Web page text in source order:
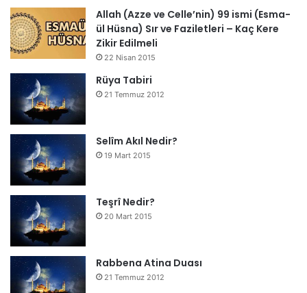
Allah (Azze ve Celle’nin) 99 ismi (Esma-
ül Hüsna) Sır ve Faziletleri – Kaç Kere
Zikir Edilmeli
22 Nisan 2015
Rüya Tabiri
21 Temmuz 2012
Selîm Akıl Nedir?
19 Mart 2015
Teşrî Nedir?
20 Mart 2015
Rabbena Atina Duası
21 Temmuz 2012